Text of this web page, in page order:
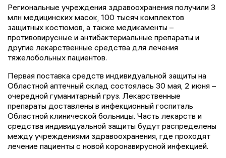
Региональные учреждения здравоохранения получили 3
млн медицинских масок, 100 тысяч комплектов
защитных костюмов, а также медикаменты –
противовирусные и антибактериальные препараты и
другие лекарственные средства для лечения
тяжелобольных пациентов.
Первая поставка средств индивидуальной защиты на
Областной аптечный склад состоялась 30 мая, 2 июня –
очередной гуманитарный груз. Лекарственные
препараты доставлены в инфекционный госпиталь
Областной клинической больницы. Часть лекарств и
средства индивидуальной защиты будут распределены
между учреждениями здравоохранения, где проходят
лечение пациенты с новой коронавирусной инфекцией.